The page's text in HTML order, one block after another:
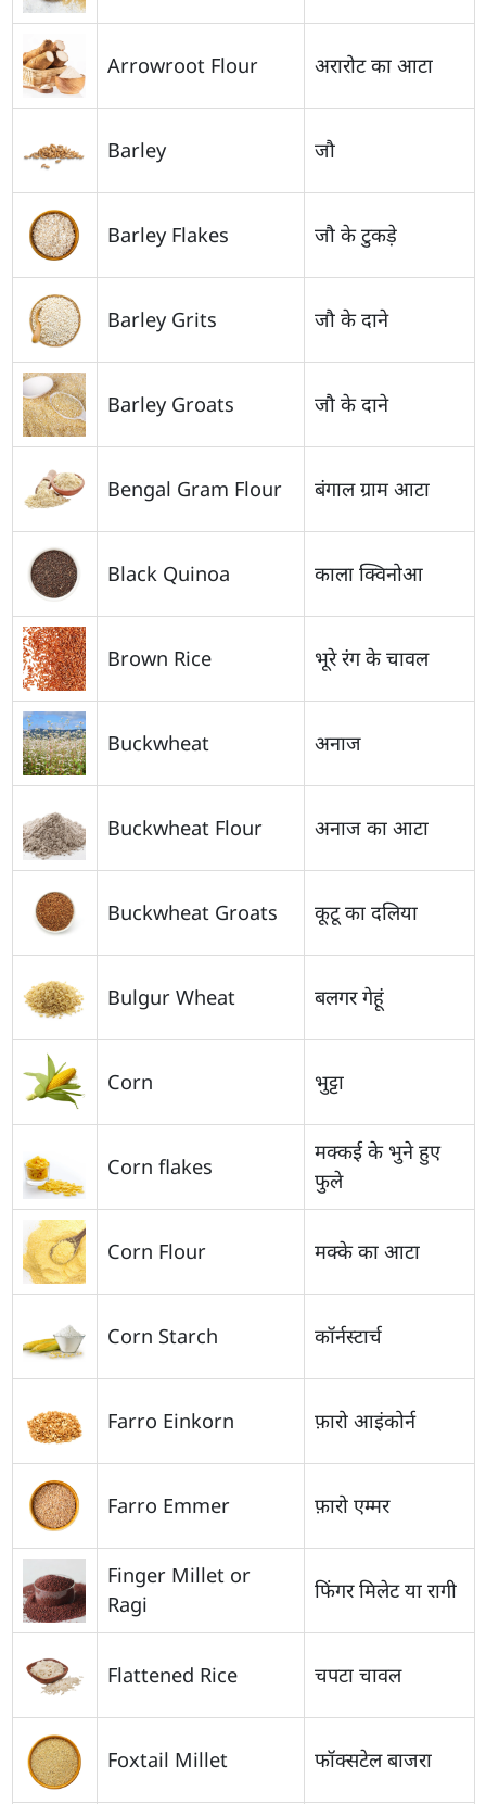
Arrowroot Flour अरारोट का आटा
Barley जौ
Barley Flakes जौ के टुकड़े
Barley Grits जौ के दाने
Barley Groats जौ के दाने
Bengal Gram Flour बंगाल ग्राम आटा
Black Quinoa काला क्विनोआ
Brown Rice भूरे रंग के चावल
Buckwheat अनाज
Buckwheat Flour अनाज का आटा
Buckwheat Groats कूटू का दलिया
Bulgur Wheat बलगर गेहूं
Corn भुट्टा
Corn flakes
मक्कई के भुने हुए
फुले
Corn Flour मक्के का आटा
Corn Starch कॉर्नस्टार्च
Farro Einkorn फ़ारो आइंकोर्न
Farro Emmer फ़ारो एम्मर
Finger Millet or
Ragi
फिंगर मिलेट या रागी
Flattened Rice चपटा चावल
Foxtail Millet फॉक्सटेल बाजरा